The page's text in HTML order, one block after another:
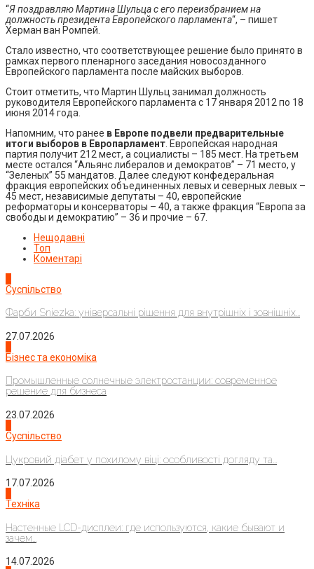
“Я поздравляю Мартина Шульца с его переизбранием на
должность президента Европейского парламента“, – пишет
Херман ван Ромпей.
Стало известно, что соответствующее решение было принято в
рамках первого пленарного заседания новосозданного
Европейского парламента после майских выборов.
Стоит отметить, что Мартин Шульц занимал должность
руководителя Европейского парламента с 17 января 2012 по 18
июня 2014 года.
Напомним, что ранее в Европе подвели предварительные
итоги выборов в Европарламент . Европейская народная
партия получит 212 мест, а социалисты – 185 мест. На третьем
месте остался “Альянс либералов и демократов” – 71 место, у
“Зеленых” 55 мандатов. Далее следуют конфедеральная
фракция европейских объединенных левых и северных левых –
45 мест, независимые депутаты – 40, европейские
реформаторы и консерваторы – 40, а также фракция “Европа за
свободы и демократию” – 36 и прочие – 67.
Нещодавні
Топ
Коментарі
Суспільство
Фарби Sniezka: універсальні рішення для внутрішніх і зовнішніх...
27.07.2026
Бізнес та економіка
Промышленные солнечные электростанции: современное
решение для бизнеса
23.07.2026
Суспільство
Цукровий діабет у похилому віці: особливості догляду та...
17.07.2026
Техніка
Настенные LCD-дисплеи: где используются, какие бывают и
зачем...
14.07.2026